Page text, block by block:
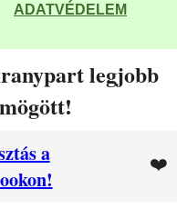
ADATVÉDELEM
legjobb
a
❤️